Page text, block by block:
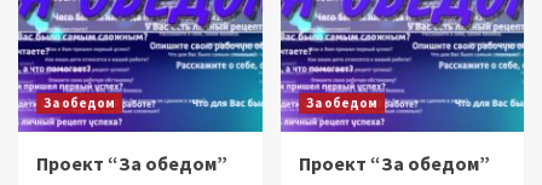
За обедом
Проект “За обедом”
За обедом
Проект “За обедом”